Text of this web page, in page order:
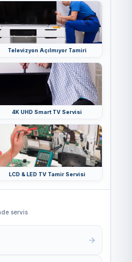
Televizyon Açılmıyor Tamiri
4K UHD Smart TV Servisi
LCD & LED TV Tamir Servisi
servis